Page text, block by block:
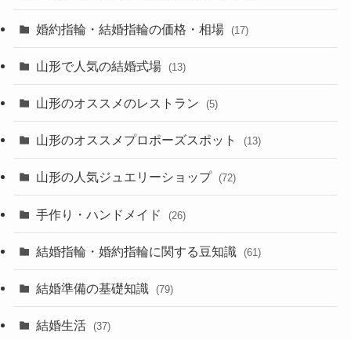
婚約指輪・結婚指輪の価格・相場 (17)
山形で人気の結婚式場 (13)
山形のオススメのレストラン (5)
山形のオススメプロポーズスポット (13)
山形の人気ジュエリーショップ (72)
手作り・ハンドメイド (26)
結婚指輪・婚約指輪に関する豆知識 (61)
結婚準備の基礎知識 (79)
結婚生活 (37)